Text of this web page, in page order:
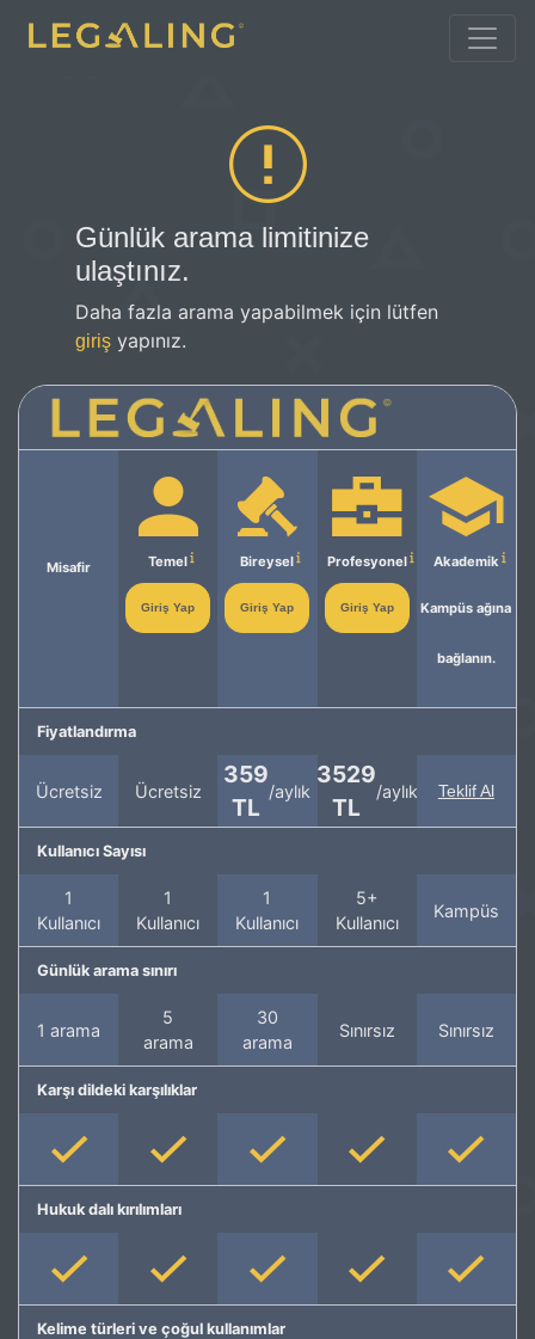
Günlük arama limitinize
ulaştınız.
Daha fazla arama yapabilmek için lütfen
giriş yapınız.
Misafir Temel
Giriş Yap
Bireysel
Giriş Yap
Profesyonel
Giriş Yap
Akademik
Kampüs ağına
bağlanın.
Fiyatlandırma
Ücretsiz Ücretsiz
359
TL
/aylık
3529
TL
/aylık Teklif Al
Kullanıcı Sayısı
1
Kullanıcı
1
Kullanıcı
1
Kullanıcı
5+
Kullanıcı
Kampüs
Günlük arama sınırı
1 arama
5
arama
30
arama
Sınırsız Sınırsız
Karşı dildeki karşılıklar
Hukuk dalı kırılımları
Kelime türleri ve çoğul kullanımlar